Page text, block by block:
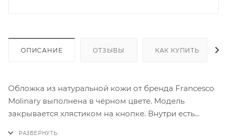
ОПИСАНИЕ ОТЗЫВЫ КАК КУПИТЬ
Обложка из натуральной кожи от бренда Francesco
Molinary выполнена в чёрном цвете. Модель
закрывается хлястиком на кнопке. Внутри есть